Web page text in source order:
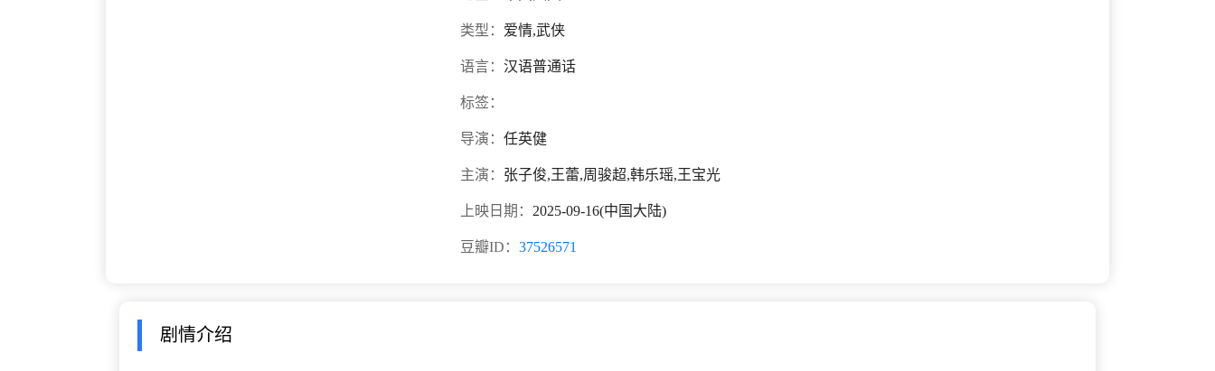
类型： 爱情,武侠
语言： 汉语普通话
标签：
导演： 任英健
主演： 张子俊,王蕾,周骏超,韩乐瑶,王宝光
上映日期： 2025-09-16(中国大陆)
豆瓣ID： 37526571
剧情介绍